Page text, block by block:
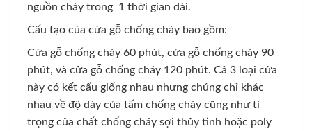
nguồn cháy trong 1 thời gian dài.
Cấu tạo của cửa gỗ chống cháy bao gồm:
Cửa gỗ chống cháy 60 phút, cửa gỗ chống cháy 90
phút, và cửa gỗ chống cháy 120 phút. Cả 3 loại cửa
này có kết cấu giống nhau nhưng chúng chỉ khác
nhau về độ dày của tấm chống cháy cũng như tỉ
trọng của chất chống cháy sợi thủy tinh hoặc poly